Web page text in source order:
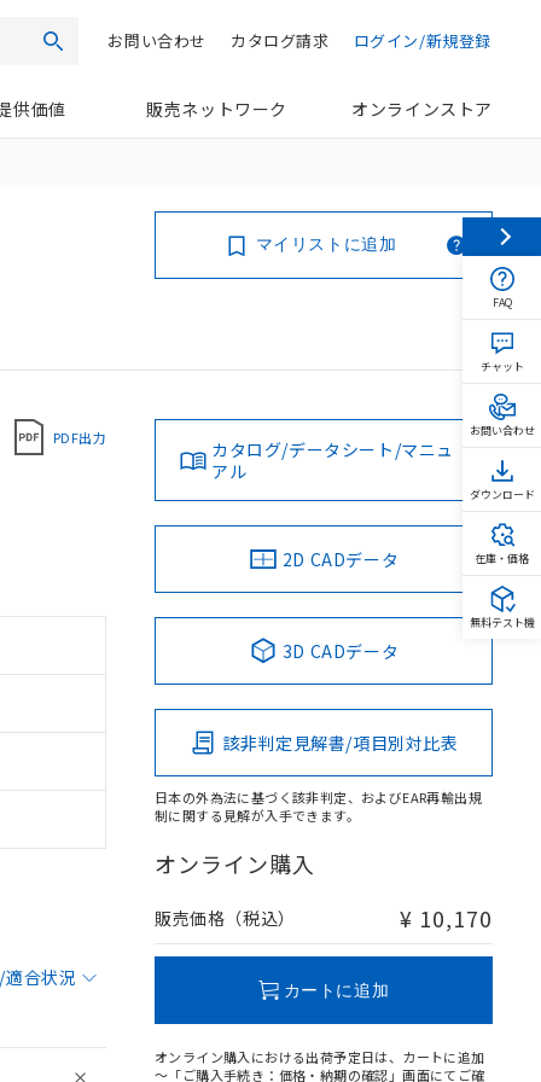
検索 ログイン/新規登録
カタログ請求
お問い合わせ
供価値 販売ネットワーク オンラインストア
マイリストに追加
PDF出力
合状況
カタログ/データシート/マニュ
アル
2D CADデータ
3D CADデータ
該非判定見解書/項目別対比表
日本の外為法に基づく該非判定、およびEAR再輸出規
制に関する見解が入手できます。
オンライン購入
販売価格（税込） ¥ 10,170
カートに追加
オンライン購入における出荷予定日は、カートに追加
～「ご購入手続き：価格・納期の確認」画面にてご確
FAQ
チャット
お問い合わせ
ダウンロード
在庫・価格
無料テスト機